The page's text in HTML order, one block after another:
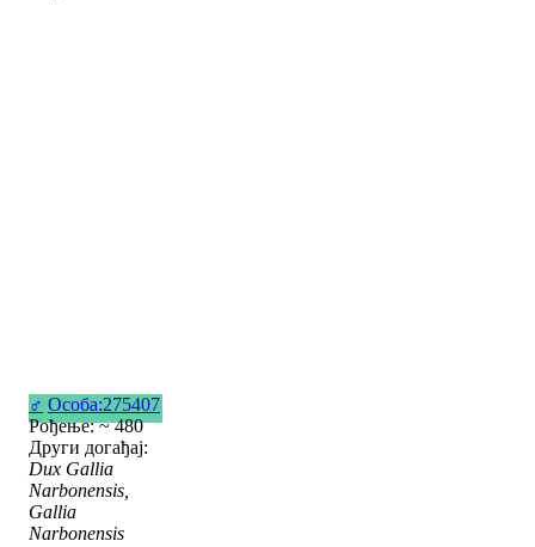
♂ Особа:275407
Рођење: ~ 480
Други догађај:
Dux Gallia
Narbonensis,
Gallia
Narbonensis